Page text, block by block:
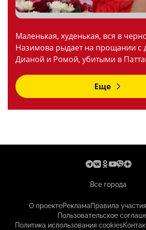
Маленькая, худенькая, вся в
Назимова рыдает на прощании с
Дианой и Ромой, убитыми в
Еще
Все города
О проектеРекламаПравила
Пользовательское
Политика использования cookies